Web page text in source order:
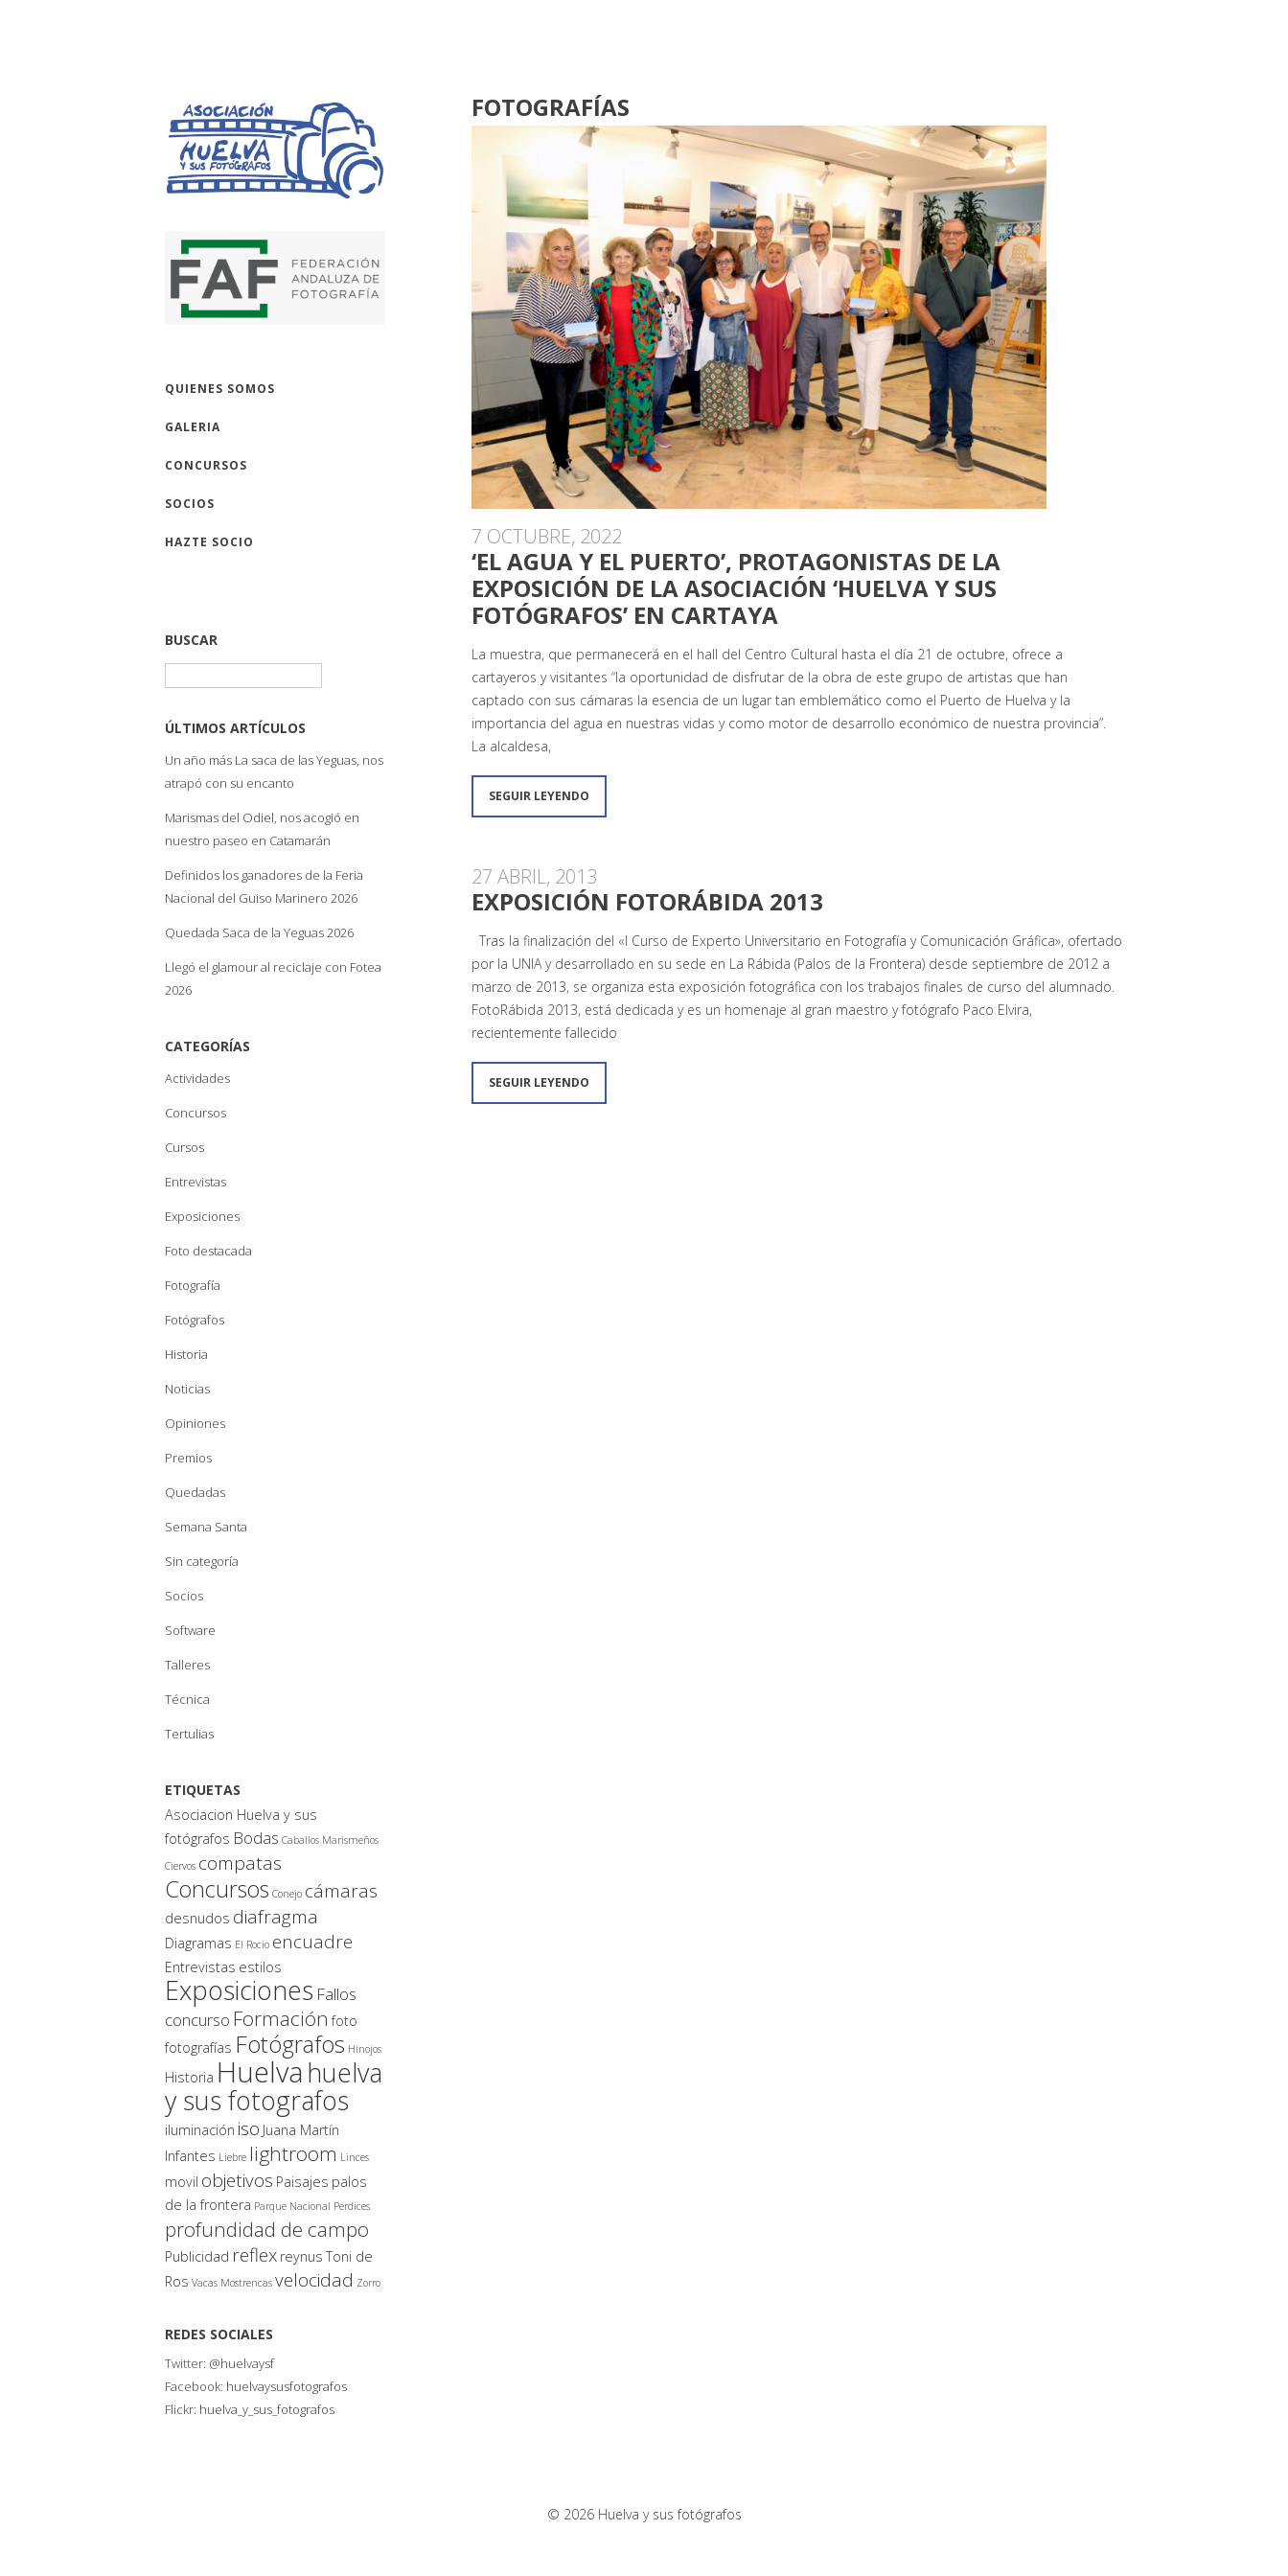
HUELVA Y SUS FOTÓGRAFOS
QUIENES SOMOS
GALERIA
CONCURSOS
SOCIOS
HAZTE SOCIO
BUSCAR
ÚLTIMOS ARTÍCULOS
Un año más La saca de las Yeguas, nos
atrapó con su encanto
Marismas del Odiel, nos acogió en
nuestro paseo en Catamarán
Definidos los ganadores de la Feria
Nacional del Guiso Marinero 2026
Quedada Saca de la Yeguas 2026
Llegó el glamour al reciclaje con Fotea
2026
CATEGORÍAS
Actividades
Concursos
Cursos
Entrevistas
Exposiciones
Foto destacada
Fotografía
Fotógrafos
Historia
Noticias
Opiniones
Premios
Quedadas
Semana Santa
Sin categoría
Socios
Software
Talleres
Técnica
Tertulias
ETIQUETAS
Asociacion Huelva y sus
fotógrafos Bodas Caballos Marismeños
Ciervos compatas
Concursos Conejo cámaras
desnudos diafragma
Diagramas El Rocio encuadre
Entrevistas estilos
Exposiciones Fallos
concurso Formación foto
fotografías Fotógrafos Hinojos
Historia Huelvahuelva
y sus fotografos
iluminación iso Juana Martín
Infantes Liebre lightroom Linces
movil objetivos Paisajes palos
de la frontera Parque Nacional Perdices
profundidad de campo
Publicidad reflex reynus Toni de
Ros Vacas Mostrencas velocidad Zorro
REDES SOCIALES
Twitter: @huelvaysf
Facebook: huelvaysusfotografos
Flickr: huelva_y_sus_fotografos
FOTOGRAFÍAS
7 OCTUBRE, 2022
‘EL AGUA Y EL PUERTO’, PROTAGONISTAS DE LA
EXPOSICIÓN DE LA ASOCIACIÓN ‘HUELVA Y SUS
FOTÓGRAFOS’ EN CARTAYA
La muestra, que permanecerá en el hall del Centro Cultural hasta el día 21 de octubre, ofrece a
cartayeros y visitantes “la oportunidad de disfrutar de la obra de este grupo de artistas que han
captado con sus cámaras la esencia de un lugar tan emblemático como el Puerto de Huelva y la
importancia del agua en nuestras vidas y como motor de desarrollo económico de nuestra provincia”.
La alcaldesa,
SEGUIR LEYENDO
27 ABRIL, 2013
EXPOSICIÓN FOTORÁBIDA 2013
Tras la finalización del «I Curso de Experto Universitario en Fotografía y Comunicación Gráfica», ofertado
por la UNIA y desarrollado en su sede en La Rábida (Palos de la Frontera) desde septiembre de 2012 a
marzo de 2013, se organiza esta exposición fotográfica con los trabajos finales de curso del alumnado.
FotoRábida 2013, está dedicada y es un homenaje al gran maestro y fotógrafo Paco Elvira,
recientemente fallecido
SEGUIR LEYENDO
© 2026 Huelva y sus fotógrafos